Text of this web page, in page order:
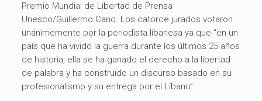
Premio Mundial de Libertad de Prensa
Unesco/Guillermo Cano. Los catorce jurados votaron
unánimemente por la periodista libanesa ya que “en un
país que ha vivido la guerra durante los últimos 25 años
de historia, ella se ha ganado el derecho a la libertad
de palabra y ha construido un discurso basado en su
profesionalismo y su entrega por el Líbano”.